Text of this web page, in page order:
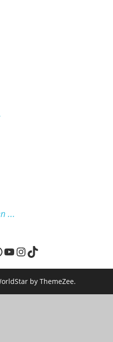
...
YouTube
Instagram
TikTok
by ThemeZee.